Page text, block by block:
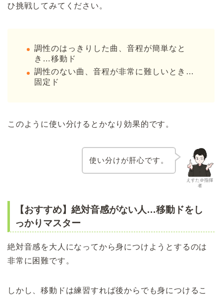
ひ挑戦してみてください。
調性のはっきりした曲、音程が簡単なと
き…移動ド
調性のない曲、音程が非常に難しいとき…
固定ド
このように使い分けるとかなり効果的です。
えすた＠指揮
者
使い分けが肝心です。
【おすすめ】絶対音感がない人…移動ドをし
っかりマスター
絶対音感を大人になってから身につけようとするのは
非常に困難です。
しかし、移動ドは練習すれば後からでも身につけるこ